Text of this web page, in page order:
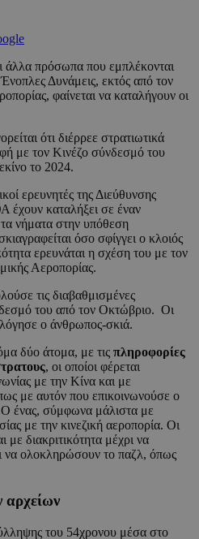
άλλα πρόσωπα που εμπλέκονται
Δυνάμεις, εκτός από τον
φαίνεται να καταλήγουν οι
ότι διέρρεε στρατιωτικά
με τον Κινέζο σύνδεσμό του
το 2024.
ερευνητές της Διεύθυνσης
καταλήξει σε έναν
νήματα στην υπόθεση
όσο σφίγγει ο κλοιός
ερευνάται η σχέση του με τον
Αεροπορίας.
τις διαβαθμισμένες
του από τον Οκτώβριο. Οι
ο άνθρωπος-σκιά.
δύο άτομα, με τις πληροφορίες
, οι οποίοι φέρεται
με την Κίνα και με
με αυτόν που επικοινωνούσε ο
Ο ένας, σύμφωνα μάλιστα με
με την κινεζική αεροπορία. Οι
με διακριτικότητα μέχρι να
να ολοκληρώσουν το παζλ, όπως
του 54χρονου μέσα στο